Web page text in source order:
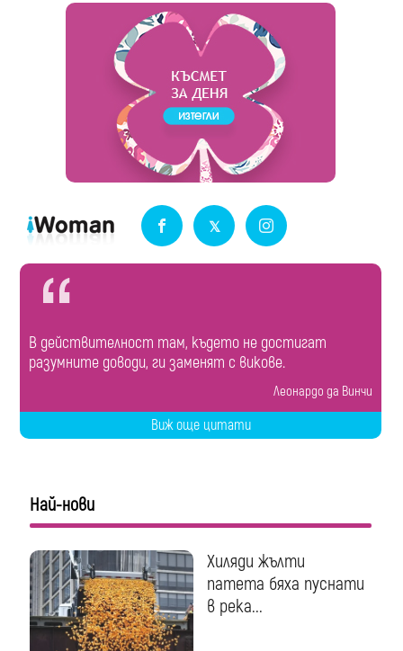
В действителност там, където не достигат
разумните доводи, ги заменят с викове.
Леонардо да Винчи
Виж още цитати
Най-нови
Хиляди жълти
патета бяха пуснати
в река...